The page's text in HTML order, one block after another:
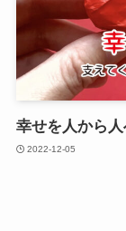
幸せを人から人
2022-12-05